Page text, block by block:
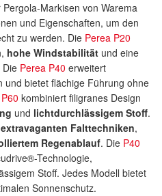
Markisen von Warema
und Eigenschaften, um den
zu werden. Die Perea P20
hohe Windstabilität und eine
Die Perea P40 erweitert
und bietet flächige Führung ohne
kombiniert filigranes Design
und lichtdurchlässigem Stoff.
extravaganten Falttechniken,
Regenablauf. Die P40
Technologie,
Stoff. Jedes Modell bietet
Sonnenschutz.